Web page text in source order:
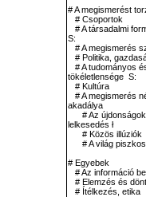
# A megismerést
# Csoportok
# A társadalmi
S:
# A megismerés
# Politika,
# A tudományos
tökéletlensége S:
# Kultúra
# A megismerés
akadálya
# Az
lelkesedés ł
# Közös illúziók
# A világ
# Egyebek
# Az információ
# Elemzés és
# Ítélkezés, etika